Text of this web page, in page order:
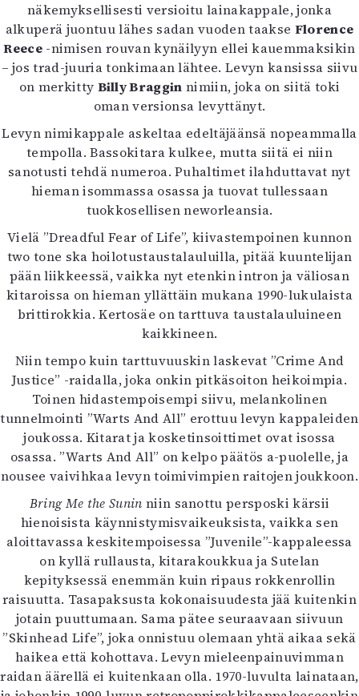
näkemyksellisesti versioitu lainakappale, jonka
alkuperä juontuu lähes sadan vuoden taakse Florence
Reece-nimisen rouvan kynäilyyn ellei kauemmaksikin
– jos trad-juuria tonkimaan lähtee. Levyn kansissa siivu
on merkitty Billy Braggin nimiin, joka on siitä toki
oman versionsa levyttänyt.
Levyn nimikappale askeltaa edeltäjäänsä nopeammalla
tempolla. Bassokitara kulkee, mutta siitä ei niin
sanotusti tehdä numeroa. Puhaltimet ilahduttavat nyt
hieman isommassa osassa ja tuovat tullessaan
tuokkosellisen neworleansia.
Vielä ”Dreadful Fear of Life”, kiivastempoinen kunnon
two tone ska hoilotustaustalauluilla, pitää kuuntelijan
pään liikkeessä, vaikka nyt etenkin intron ja väliosan
kitaroissa on hieman yllättäin mukana 1990-lukulaista
brittirokkia. Kertosäe on tarttuva taustalauluineen
kaikkineen.
Niin tempo kuin tarttuvuuskin laskevat ”Crime And
Justice” -raidalla, joka onkin pitkäsoiton heikoimpia.
Toinen hidastempoisempi siivu, melankolinen
tunnelmointi ”Warts And All” erottuu levyn kappaleiden
joukossa. Kitarat ja kosketinsoittimet ovat isossa
osassa. ”Warts And All” on kelpo päätös a-puolelle, ja
nousee vaivihkaa levyn toimivimpien raitojen joukkoon.
Bring Me the Sunin niin sanottu persposki kärsii
hienoisista käynnistymisvaikeuksista, vaikka sen
aloittavassa keskitempoisessa ”Juvenile”-kappaleessa
on kyllä rullausta, kitarakoukkua ja Sutelan
kepityksessä enemmän kuin ripaus rokkenrollin
raisuutta. Tasapaksusta kokonaisuudesta jää kuitenkin
jotain puuttumaan. Sama pätee seuraavaan siivuun
”Skinhead Life”, joka onnistuu olemaan yhtä aikaa sekä
haikea että kohottava. Levyn mieleenpainuvimman
raidan äärellä ei kuitenkaan olla. 1970-luvulta lainataan,